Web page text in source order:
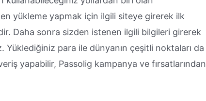
yükleme yapmak için ilgili siteye girerek ilk
Daha sonra sizden istenen ilgili bilgileri girerek
Yüklediğiniz para ile dünyanın çeşitli noktaları da
yapabilir, Passolig kampanya ve fırsatlarından